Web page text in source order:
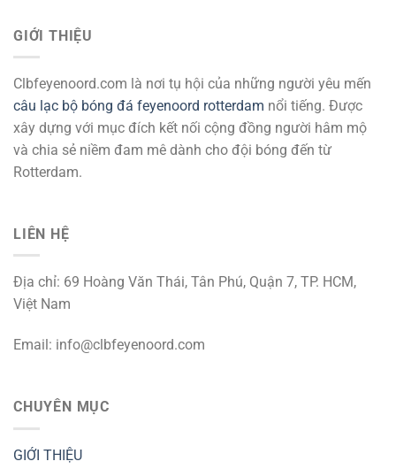
GIỚI THIỆU
Clbfeyenoord.com là nơi tụ hội của những người yêu mến
câu lạc bộ bóng đá feyenoord rotterdam nổi tiếng. Được
xây dựng với mục đích kết nối cộng đồng người hâm mộ
và chia sẻ niềm đam mê dành cho đội bóng đến từ
Rotterdam.
LIÊN HỆ
Địa chỉ: 69 Hoàng Văn Thái, Tân Phú, Quận 7, TP. HCM,
Việt Nam
Email: info@clbfeyenoord.com
CHUYÊN MỤC
GIỚI THIỆU